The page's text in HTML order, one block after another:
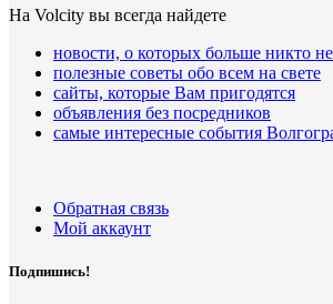
На Volcity вы всегда найдете
новости, о которых больше никто не
полезные советы обо всем на свете
сайты, которые Вам пригодятся
объявления без посредников
самые интересные события
Обратная связь
Мой аккаунт
Подпишись!